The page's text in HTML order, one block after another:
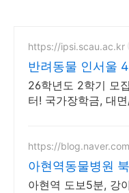
https://ipsi.scau.ac.kr
반려동물 인서울
26학년도 2학기 모
터! 국가장학금, 대
https://
아현역동물병원
원 반려동물 건강
아현역 도보5분, 강